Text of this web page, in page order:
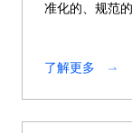
准化的、规范
了解更多